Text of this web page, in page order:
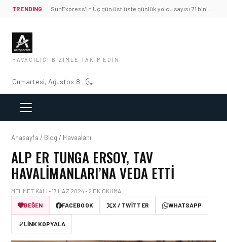
TRENDING
HAVACILIĞI BIZIMLE TAKIP EDIN
Cumartesi, Ağustos 8
Anasayfa / Blog / Havaalanı
ALP ER TUNGA ERSOY, TAV
HAVALIMANLARI’NA VEDA ETTI
MEHMET KALI • 17 HAZ 2024 • 2 DK OKUMA
BEĞEN
FACEBOOK X / TWITTER WHATSAPP
LINK KOPYALA